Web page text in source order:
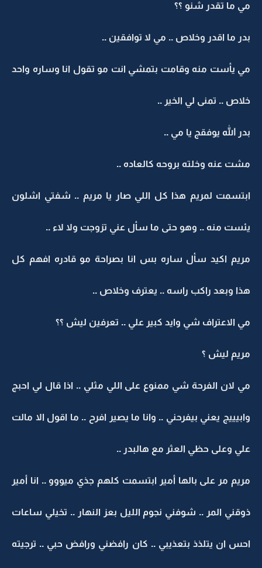
مي ما تقدر شنو ؟؟
بدر ما اقدر وخلاص .. مي لا توافقين ..
مي يأست منه وقامت بتمشي انت مو تقول انا وساره واحد
خلاص .. تمنى لي الخير ..
بدر الله يوفقج يا مي ..
مشت عنه وخلته بروحه كالعاده ..
ابتسمت لمريم هذا كل اللي صار يا مريم .. شفتي اشلون
يئست منه .. وهو حتى ما سأل عني تزوجت ولا لاء ..
مريم اكيد سأل ساره بس انا بصراحة مو قادره افهم كل
هذا وبعد راكب راسه .. يعترف وخلاص ..
مي الاعتراف شي وايد كبير علي .. تعرفين ليش ؟؟
مريم ليش ؟
مي لان الفرحة شي ممنوع على اللي مثلي .. اذا قال لي احبج
وابيييج يعني بيفرحني .. وانا ما يصير افرح .. ما اقول الا مالت
علي وعلى حظي العثر مع هالبدر ..
مريم مر على بالها أمير ابتسمت كلهم جذي ميووو .. انا أمير
ذوقني المر .. شوفني نجوم الليل بعز النهار .. تخيلي ساعات
احس ان يتلذذ بتعذيبي .. كان رافضني ورافض حبي .. ترجيته